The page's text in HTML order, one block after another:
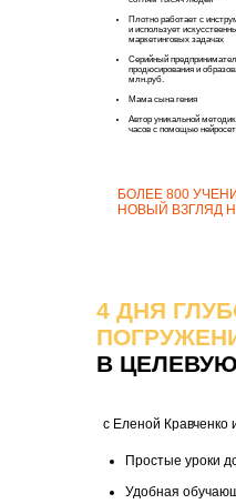
БОЛЕЕ 800
НОВЫЙ ВЗГЛЯД
Плотно работает с
и использует
маркетинговых задачах
Серийный
продюсирования и
млн.руб.
Мама сына гения
Автор уникальной
часов с помощью
4 ДНЯ
В
с Еленой Кравченко
Простые уроки
Удобная